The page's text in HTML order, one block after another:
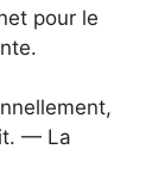
pour le
— La